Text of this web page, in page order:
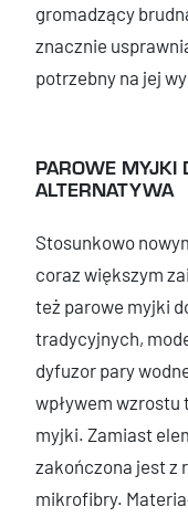
gromadzący
znacznie
potrzebny na jej
PAROWE MYJKI
ALTERNATYWA
Stosunkowo
coraz większym
też parowe myjki
tradycyjnych,
dyfuzor pary
wpływem
myjki. Zamiast
zakończona jest z
mikrofibry.